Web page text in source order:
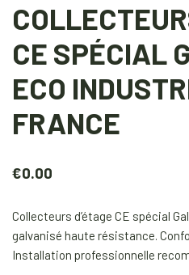
CE SPÉCIAL
ECO
FRANCE
€0.00
Collecteurs d’étage CE spécial
galvanisé haute résistance.
Installation professionnelle